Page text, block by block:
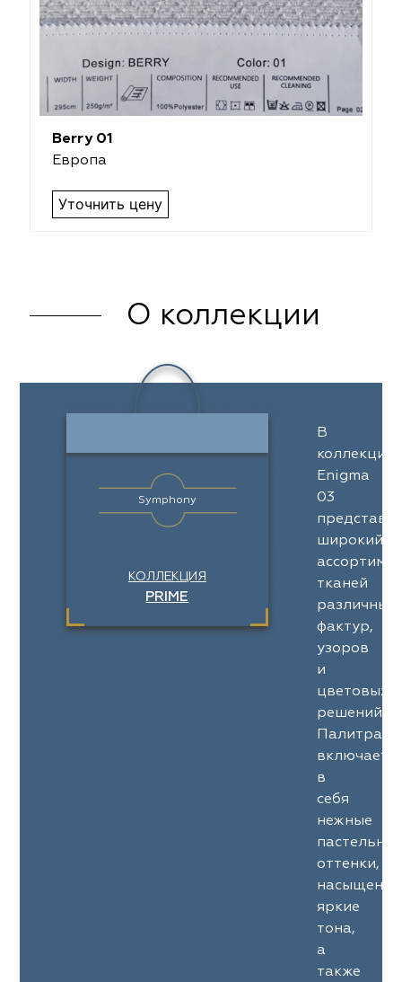
Berry 01
Европа
Уточнить цену
О коллекции
Symphony
КОЛЛЕКЦИЯ
PRIME
В
коллекции
Enigma
03
широкий
тканей
различных
фактур,
узоров
и
цветовых
решений.
Палитра
включает
в
себя
нежные
оттенки,
яркие
тона,
а
также